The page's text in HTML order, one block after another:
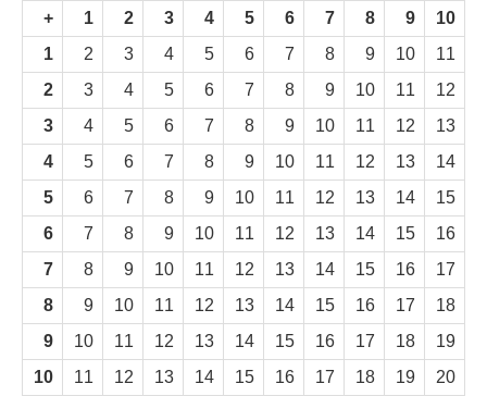
10
9
8
7
6
5
4
3
2
1
+
11
10
9
8
7
6
5
4
3
2
1
12
11
10
9
8
7
6
5
4
3
2
13
12
11
10
9
8
7
6
5
4
3
14
13
12
11
10
9
8
7
6
5
4
15
14
13
12
11
10
9
8
7
6
5
16
15
14
13
12
11
10
9
8
7
6
17
16
15
14
13
12
11
10
9
8
7
18
17
16
15
14
13
12
11
10
9
8
19
18
17
16
15
14
13
12
11
10
9
20
19
18
17
16
15
14
13
12
11
10